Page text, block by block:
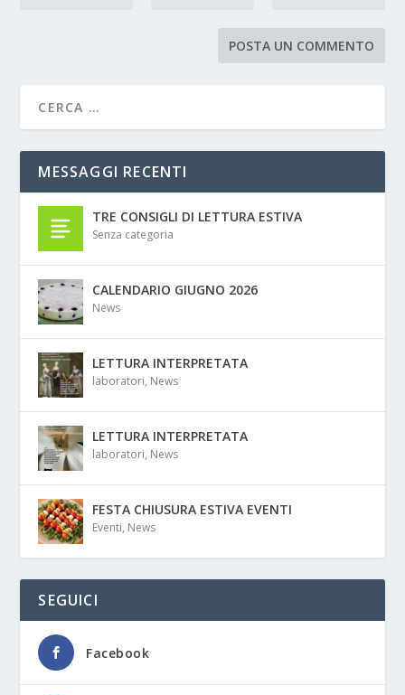
MESSAGGI RECENTI
TRE CONSIGLI DI LETTURA ESTIVA
Senza categoria
CALENDARIO GIUGNO 2026
News
LETTURA INTERPRETATA
laboratori, News
LETTURA INTERPRETATA
laboratori, News
FESTA CHIUSURA ESTIVA EVENTI
Eventi, News
SEGUICI
Facebook